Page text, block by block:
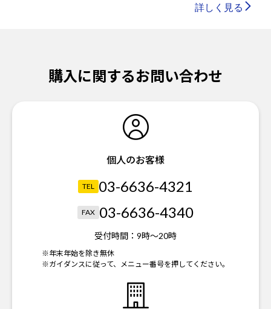
詳しく見る
購入に関するお問い合わせ
個人のお客様
TEL 03-6636-4321
FAX 03-6636-4340
受付時間： 9時～20時
※年末年始を除き無休
※ガイダンスに従って、メニュー番号を押してください。